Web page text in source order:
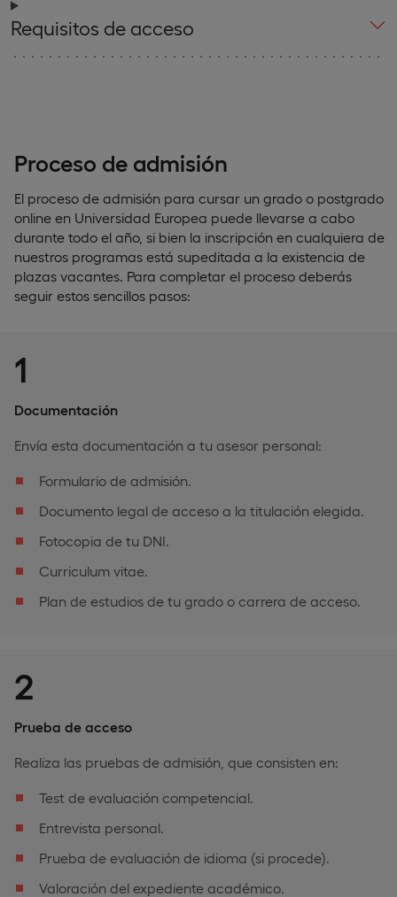
Requisitos de acceso
Proceso de admisión
El proceso de admisión para cursar un grado o postgrado
online en Universidad Europea puede llevarse a cabo
durante todo el año, si bien la inscripción en cualquiera de
nuestros programas está supeditada a la existencia de
plazas vacantes. Para completar el proceso deberás
seguir estos sencillos pasos:
1
Documentación
Envía esta documentación a tu asesor personal:
Formulario de admisión.
Documento legal de acceso a la titulación elegida.
Fotocopia de tu DNI.
Curriculum vitae.
Plan de estudios de tu grado o carrera de acceso.
2
Prueba de acceso
Realiza las pruebas de admisión, que consisten en:
Test de evaluación competencial.
Entrevista personal.
Prueba de evaluación de idioma (si procede).
Valoración del expediente académico.